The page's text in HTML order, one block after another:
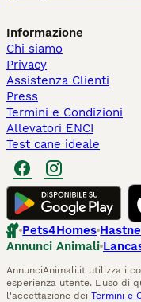
Informazione
Chi siamo
Privacy
Assistenza Clienti
Press
Termini e Condizioni
Allevatori ENCI
Test cane ideale
Pets4Homes
Annunci Animali
AnnunciAnimali.it utilizza i
esperienza utente. L'uso di
l'accettazione dei Termini e